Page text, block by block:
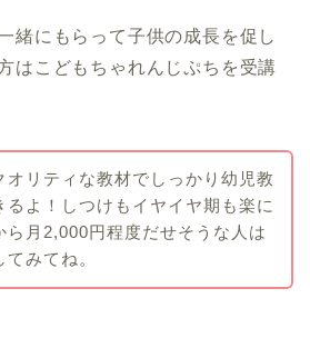
緒にもらって子供の成長を促し
はこどもちゃれんじぷちを受講
オリティな教材でしっかり幼児教
るよ！しつけもイヤイヤ期も楽に
ら月2,000円程度だせそうな人は
てみてね。